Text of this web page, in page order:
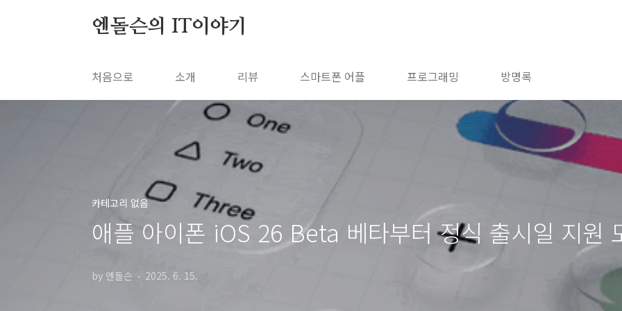
엔돌슨의 IT이야기
처음으로 소개 리뷰 스마트폰 어플 프로그래밍 방명록
카테고리 없음
애플 아이폰 iOS 26 Beta 베타부터 정식 출시일 지원
by 엔돌슨 2025. 6. 15.